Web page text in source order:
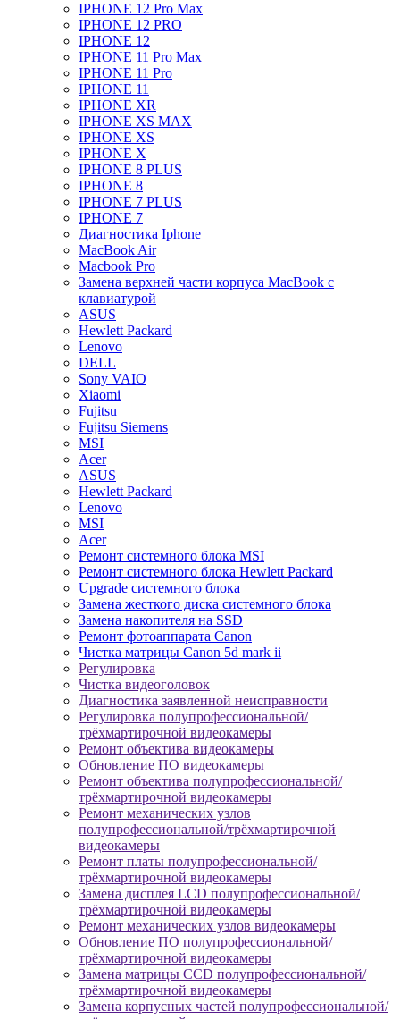
IPHONE 12 Pro Max
IPHONE 12 PRO
IPHONE 12
IPHONE 11 Pro Max
IPHONE 11 Pro
IPHONE 11
IPHONE XR
IPHONE XS MAX
IPHONE XS
IPHONE X
IPHONE 8 PLUS
IPHONE 8
IPHONE 7 PLUS
IPHONE 7
Диагностика Iphone
MacBook Air
Macbook Pro
Замена верхней части корпуса MacBook с
клавиатурой
ASUS
Hewlett Packard
Lenovo
DELL
Sony VAIO
Xiaomi
Fujitsu
Fujitsu Siemens
MSI
Acer
ASUS
Hewlett Packard
Lenovo
MSI
Acer
Ремонт системного блока MSI
Ремонт системного блока Hewlett Packard
Upgrade системного блока
Замена жесткого диска системного блока
Замена накопителя на SSD
Ремонт фотоаппарата Canon
Чистка матрицы Canon 5d mark ii
Регулировка
Чистка видеоголовок
Диагностика заявленной неисправности
Регулировка полупрофессиональной/
трёхмартирочной видеокамеры
Ремонт объектива видеокамеры
Обновление ПО видеокамеры
Ремонт объектива полупрофессиональной/
трёхмартирочной видеокамеры
Ремонт механических узлов
полупрофессиональной/трёхмартирочной
видеокамеры
Ремонт платы полупрофессиональной/
трёхмартирочной видеокамеры
Замена дисплея LCD полупрофессиональной/
трёхмартирочной видеокамеры
Ремонт механических узлов видеокамеры
Обновление ПО полупрофессиональной/
трёхмартирочной видеокамеры
Замена матрицы CCD полупрофессиональной/
трёхмартирочной видеокамеры
Замена корпусных частей полупрофессиональной/